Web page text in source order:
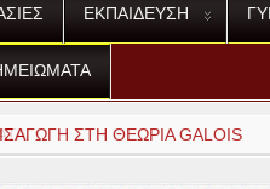
ΕΚΠΑΙΔΕΥΣΗ
GALOIS